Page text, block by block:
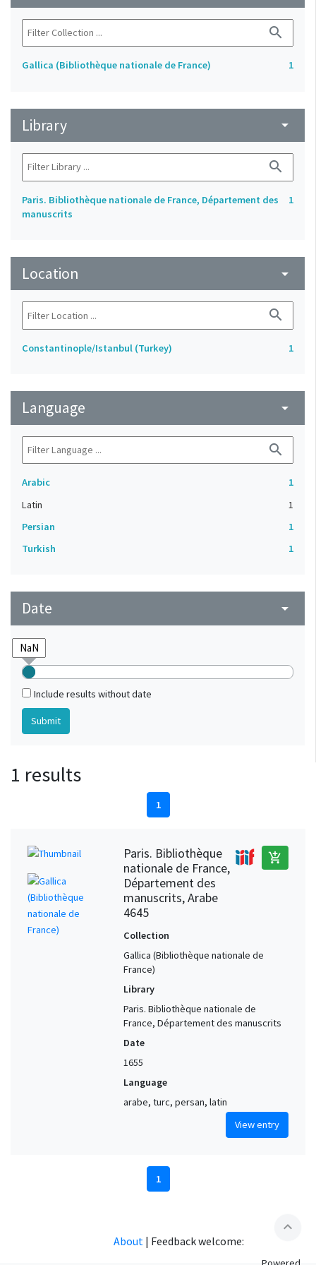
search
Gallica (Bibliothèque nationale de France) 1
Library arrow_drop_down
search
Paris. Bibliothèque nationale de France, Département des
manuscrits
1
Location arrow_drop_down
search
Constantinople/Istanbul (Turkey) 1
Language arrow_drop_down
search
Arabic
1
Latin
1
Persian
1
Turkish
1
Date arrow_drop_down
Include results without date
1 results
1
Paris. Bibliothèque
nationale de France,
Département des
manuscrits, Arabe
4645
add_shopping_cart
Collection
Gallica (Bibliothèque nationale de
France)
Library
Paris. Bibliothèque nationale de
France, Département des manuscrits
Date
1655
Language
arabe, turc, persan, latin
View entry
1
expand_less
About | Feedback welcome: